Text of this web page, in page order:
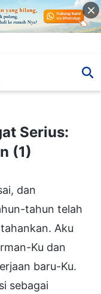
(1)
Serius:
(1)
dan
tahun telah
Aku
Ku dan
baru-Ku.
sebagai